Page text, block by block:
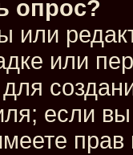
опрос?
или
или
если
прав